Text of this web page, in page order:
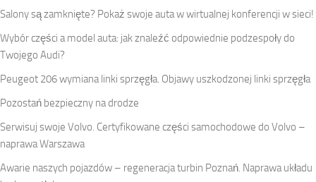
Salony są zamknięte? Pokaż swoje auta w wirtualnej konferencji w sieci!
Wybór części a model auta: jak znaleźć odpowiednie podzespoły do
Twojego Audi?
Peugeot 206 wymiana linki sprzęgła. Objawy uszkodzonej linki sprzęgła
Pozostań bezpieczny na drodze
Serwisuj swoje Volvo. Certyfikowane części samochodowe do Volvo –
naprawa Warszawa
Awarie naszych pojazdów – regeneracja turbin Poznań. Naprawa układu